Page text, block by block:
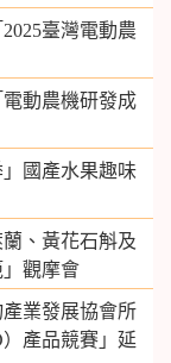
臺灣電動農
動農機研發成
國產水果趣味
、黃花石斛及
觀摩會
業發展協會所
產品競賽」延